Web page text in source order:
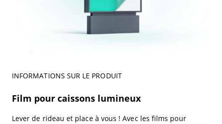
INFORMATIONS SUR LE PRODUIT
Film pour caissons lumineux
Lever de rideau et place à vous ! Avec les films pour